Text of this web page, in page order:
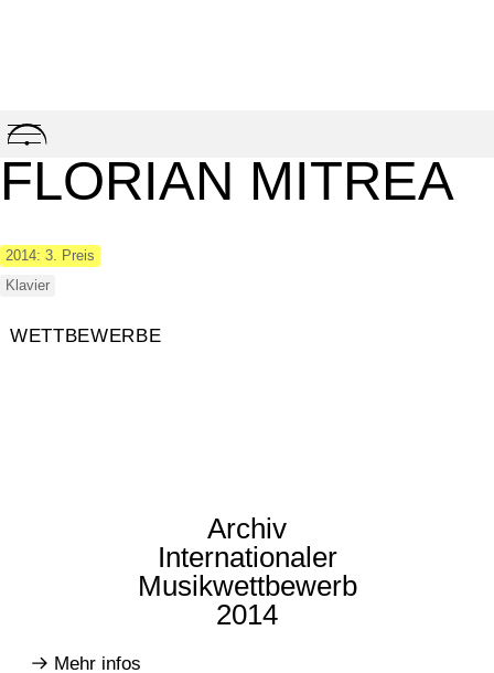
Skip
to
content
FLORIAN MITREA
2014: 3. Preis
Klavier
WETTBEWERBE
Archiv
Internationaler
Musikwettbewerb
2014
Mehr infos